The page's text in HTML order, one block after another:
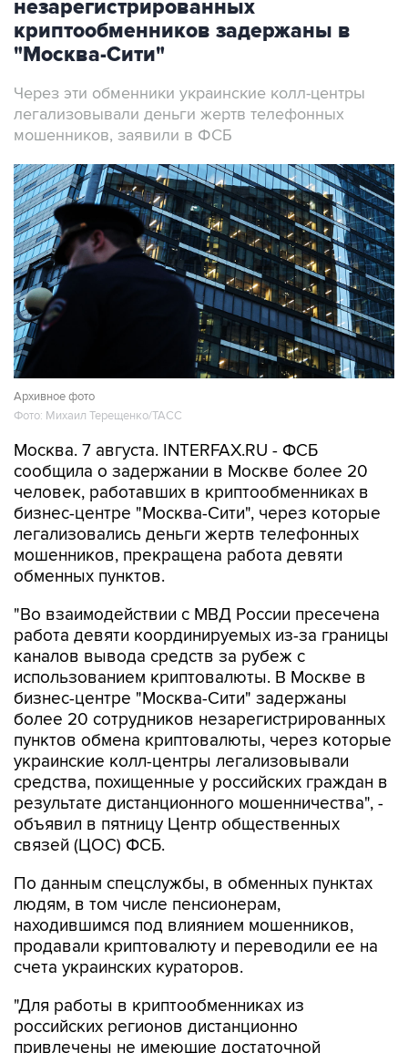
незарегистрированных
криптообменников задержаны в
"Москва-Сити"
Через эти обменники украинские колл-центры
легализовывали деньги жертв телефонных
мошенников, заявили в ФСБ
Архивное фото
Фото: Михаил Терещенко/ТАСС
Москва. 7 августа. INTERFAX.RU - ФСБ
сообщила о задержании в Москве более 20
человек, работавших в криптообменниках в
бизнес-центре "Москва-Сити", через которые
легализовались деньги жертв телефонных
мошенников, прекращена работа девяти
обменных пунктов.
"Во взаимодействии с МВД России пресечена
работа девяти координируемых из-за границы
каналов вывода средств за рубеж с
использованием криптовалюты. В Москве в
бизнес-центре "Москва-Сити" задержаны
более 20 сотрудников незарегистрированных
пунктов обмена криптовалюты, через которые
украинские колл-центры легализовывали
средства, похищенные у российских граждан в
результате дистанционного мошенничества", -
объявил в пятницу Центр общественных
связей (ЦОС) ФСБ.
По данным спецслужбы, в обменных пунктах
людям, в том числе пенсионерам,
находившимся под влиянием мошенников,
продавали криптовалюту и переводили ее на
счета украинских кураторов.
"Для работы в криптообменниках из
российских регионов дистанционно
привлечены не имеющие достаточной